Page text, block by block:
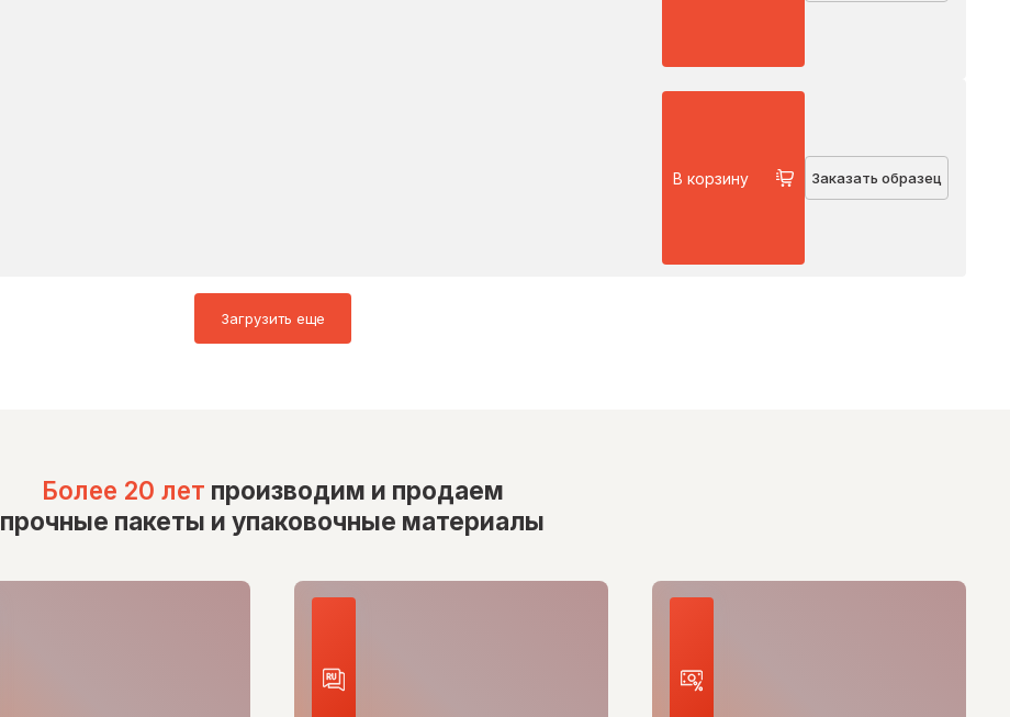
В корзину Заказать образец
Загрузить еще
Более 20 лет производим и продаем
прочные пакеты и упаковочные материалы